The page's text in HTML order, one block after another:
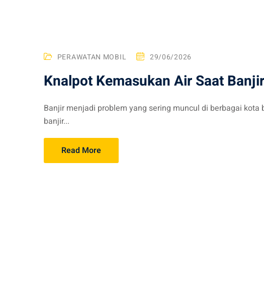
PERAWATAN MOBIL 29/06/2026
Knalpot Kemasukan Air Saat
Banjir menjadi problem yang sering muncul di berbagai
banjir...
Read More